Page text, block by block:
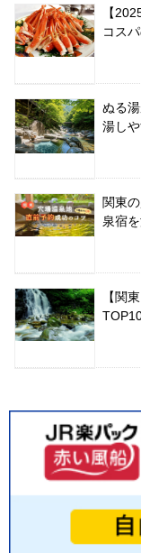
【
コス
ぬる
湯し
関東
泉宿
【関